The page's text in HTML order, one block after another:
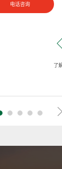
电话咨询
了